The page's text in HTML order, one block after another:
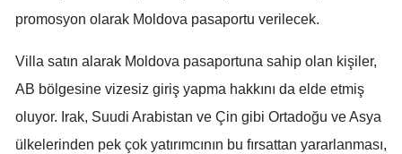
Hakkari
Hatay
promosyon olarak Moldova pasaportu verilecek.
Villa satın alarak Moldova pasaportuna sahip olan kişiler,
AB bölgesine vizesiz giriş yapma hakkını da elde etmiş
oluyor. Irak, Suudi Arabistan ve Çin gibi Ortadoğu ve Asya
ülkelerinden pek çok yatırımcının bu fırsattan yararlanması,